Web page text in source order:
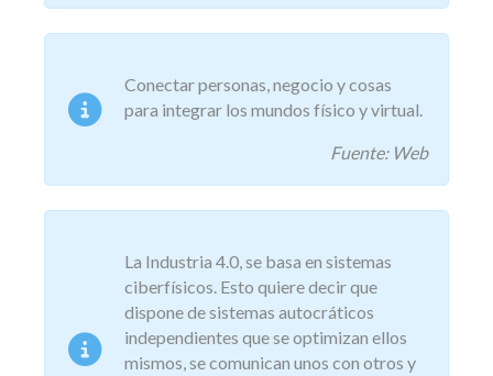
Conectar personas, negocio y cosas
para integrar los mundos físico y virtual.
Fuente: Web
La Industria 4.0, se basa en sistemas
ciberfísicos. Esto quiere decir que
dispone de sistemas autocráticos
independientes que se optimizan ellos
mismos, se comunican unos con otros y